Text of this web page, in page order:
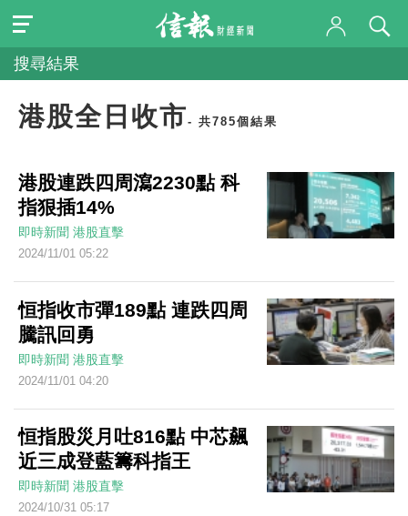
搜尋結果
港股全日收市- 共785個結果
港股連跌四周瀉2230點 科
指狠插14%
即時新聞 港股直擊
2024/11/01 05:22
恒指收市彈189點 連跌四周
騰訊回勇
即時新聞 港股直擊
2024/11/01 04:20
恒指股災月吐816點 中芯飆
近三成登藍籌科指王
即時新聞 港股直擊
2024/10/31 05:17